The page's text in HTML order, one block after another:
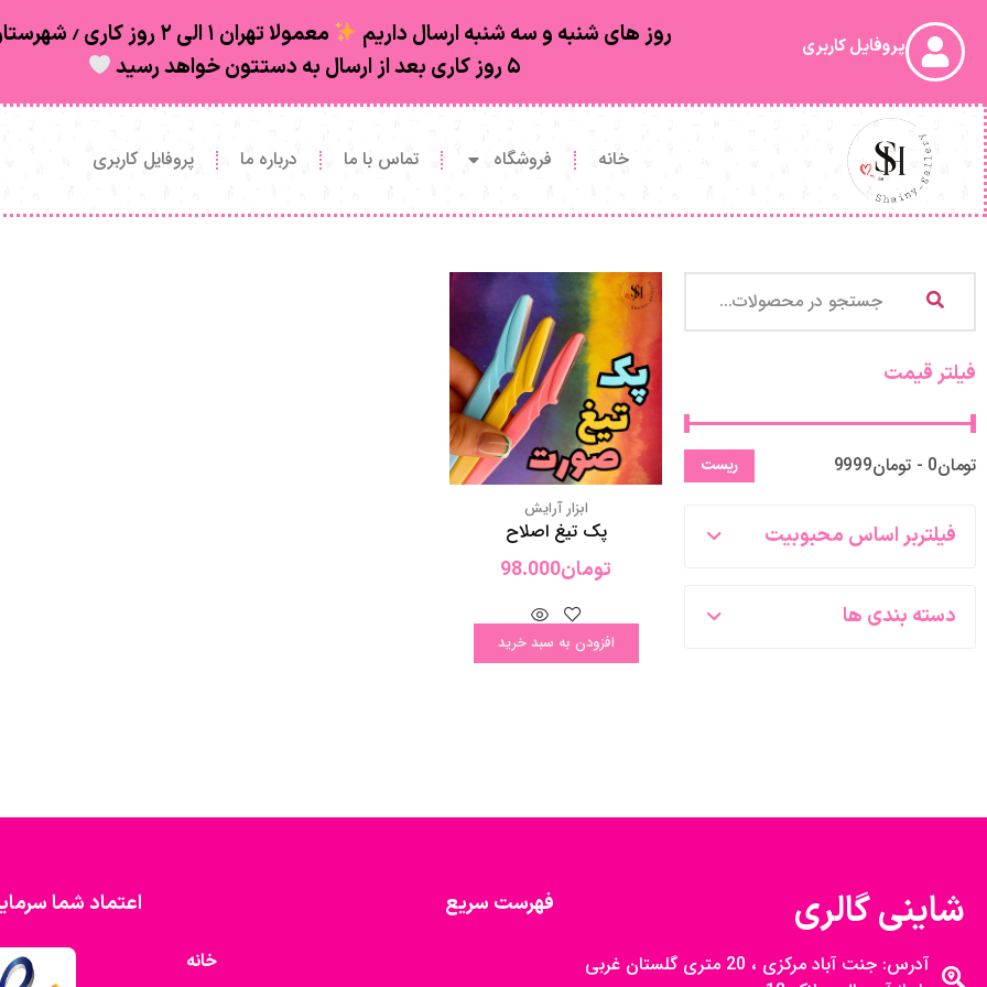
پروفایل کاربری روز های شنبه و سه شنبه ارسال داریم
۵ روز کاری بعد از ارسال به دستتون خواهد رسید
خانه فروشگاه تماس با ما درباره ما پروفایل کاربری
فیلتر قیمت
تومان0 - تومان9999 ریست
فیلتربر اساس محبوبیت
دسته بندی ها
ابزار آرایش
پک تیغ اصلاح
تومان98.000
افزودن به سبد خرید
شاینی گالری
آدرس: جنت آباد مرکزی ، 20 متری گلستان غربی
فهرست سریع
خانه
اعتماد شما